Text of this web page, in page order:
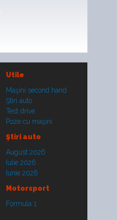
Utile
Maşini second hand
Ştiri auto
Test drive
Poze cu maşini
Ştiri auto
August 2026
Iulie 2026
Iunie 2026
Motorsport
Formula 1